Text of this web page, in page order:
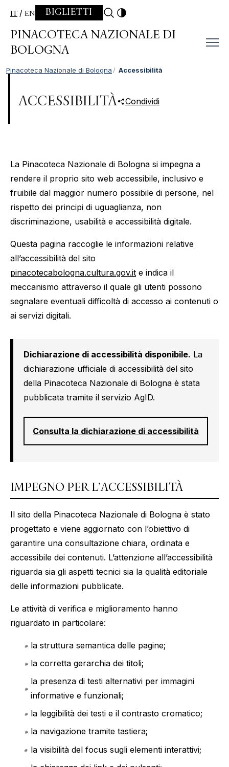
Skip to content
IT EN BIGLIETTI
PINACOTECA NAZIONALE DI
BOLOGNA
Pinacoteca Nazionale di Bologna Accessibilità
ACCESSIBILITÀ Condividi
La Pinacoteca Nazionale di Bologna si impegna a
rendere il proprio sito web accessibile, inclusivo e
fruibile dal maggior numero possibile di persone, nel
rispetto dei principi di uguaglianza, non
discriminazione, usabilità e accessibilità digitale.
Questa pagina raccoglie le informazioni relative
all’accessibilità del sito
pinacotecabologna.cultura.gov.it e indica il
meccanismo attraverso il quale gli utenti possono
segnalare eventuali difficoltà di accesso ai contenuti o
ai servizi digitali.
Dichiarazione di accessibilità disponibile. La
dichiarazione ufficiale di accessibilità del sito
della Pinacoteca Nazionale di Bologna è stata
pubblicata tramite il servizio AgID.
Consulta la dichiarazione di accessibilità
IMPEGNO PER L’ACCESSIBILITÀ
Il sito della Pinacoteca Nazionale di Bologna è stato
progettato e viene aggiornato con l’obiettivo di
garantire una consultazione chiara, ordinata e
accessibile dei contenuti. L’attenzione all’accessibilità
riguarda sia gli aspetti tecnici sia la qualità editoriale
delle informazioni pubblicate.
Le attività di verifica e miglioramento hanno
riguardato in particolare:
la struttura semantica delle pagine;
la corretta gerarchia dei titoli;
la presenza di testi alternativi per immagini
informative e funzionali;
la leggibilità dei testi e il contrasto cromatico;
la navigazione tramite tastiera;
la visibilità del focus sugli elementi interattivi;